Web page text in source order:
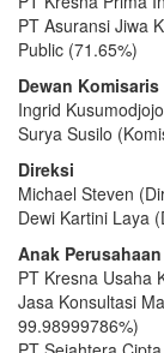
PT Asuransi Jiwa
Public (71.65%)
Dewan Komisaris
Ingrid
Surya Susilo
Direksi
Michael Steven
Dewi Kartini Laya
Anak Perusahaan
PT Kresna Usaha
Jasa Konsultasi
99.98999786%)